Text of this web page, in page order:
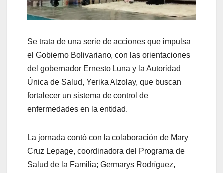
Se trata de una serie de acciones que impulsa
el Gobierno Bolivariano, con las orientaciones
del gobernador Ernesto Luna y la Autoridad
Única de Salud, Yerika Alzolay, que buscan
fortalecer un sistema de control de
enfermedades en la entidad.
La jornada contó con la colaboración de Mary
Cruz Lepage, coordinadora del Programa de
Salud de la Familia; Germarys Rodríguez,